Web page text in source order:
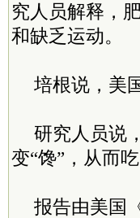
究人员解释，
和缺乏运动。
培根说，美
研究人员说
变“馋”，从而
报告由美国